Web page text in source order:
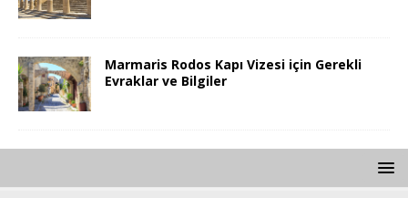
Marmaris Rodos Kapı Vizesi için Gerekli
Evraklar ve Bilgiler